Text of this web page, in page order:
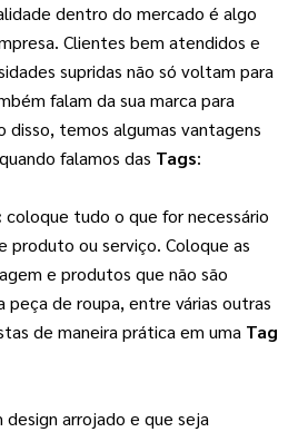
dentro do mercado é algo
Clientes bem atendidos e
supridas não só voltam para
falam da sua marca para
disso, temos algumas vantagens
falamos das Tags:
coloque tudo o que for necessário
produto ou serviço. Coloque as
e produtos que não são
peça de roupa, entre várias outras
de maneira prática em uma Tag
design arrojado e que seja